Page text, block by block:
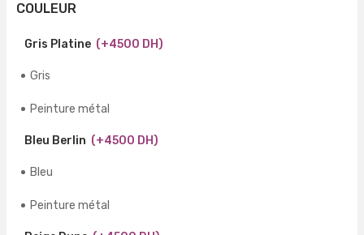
COULEUR
Gris Platine (+4500 DH)
Gris
Peinture métal
Bleu Berlin (+4500 DH)
Bleu
Peinture métal